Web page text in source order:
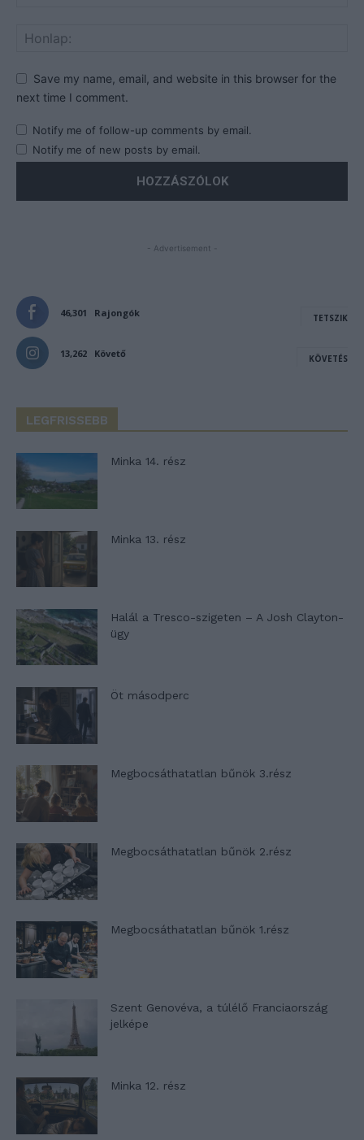
Save my name, email, and website in this browser for the
next time I comment.
Notify me of follow-up comments by email.
Notify me of new posts by email.
- Advertisement -
46,301 Rajongók TETSZIK
13,262 Követő KÖVETÉS
LEGFRISSEBB
Minka 14. rész
Minka 13. rész
Halál a Tresco-szigeten – A Josh Clayton-
ügy
Öt másodperc
Megbocsáthatatlan bűnök 3.rész
Megbocsáthatatlan bűnök 2.rész
Megbocsáthatatlan bűnök 1.rész
Szent Genovéva, a túlélő Franciaország
jelképe
Minka 12. rész